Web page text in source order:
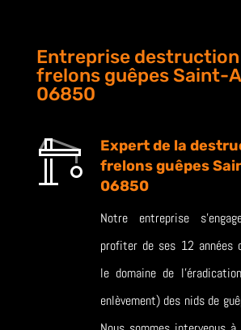
Entreprise destruction
frelons guêpes Saint-
06850
Expert de la
frelons guêpes
06850
Notre entreprise
profiter de ses 12 années
le domaine de
enlèvement) des nids de